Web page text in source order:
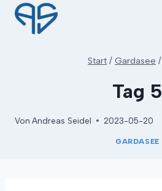
Zum
Inhalt
Start / Gardasee /
Tag 5
Von Andreas Seidel 2023-05-20
GARDASEE